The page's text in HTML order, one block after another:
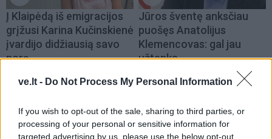
ve.lt - Do Not Process My Personal Information
If you wish to opt-out of the sale, sharing to third parties, or
processing of your personal or sensitive information for
targeted advertising by us, please use the below opt-out
Į Klaipėdą iš emigracijos
grįžusi Karina Kučinskienė
įvardijo didžiausią savo
norą
Jūros šventę anksčiau
puošęs Anatolijus
Klemencovas: gal jau
užtenka
Šiuo metu skaitomiausi